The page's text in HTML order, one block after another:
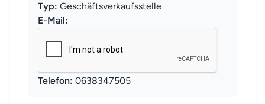
Typ: Geschäftsverkaufsstelle
E-Mail:
Telefon: 0638347505